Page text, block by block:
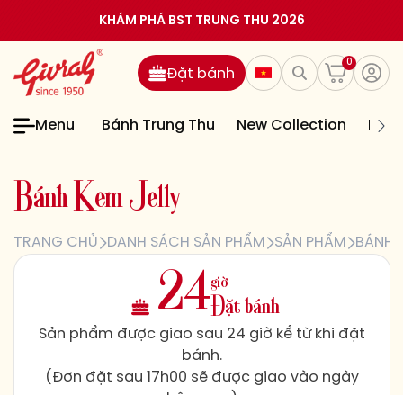
KHÁM PHÁ BST TRUNG THU 2026
0
Đặt bánh
Menu Bánh Trung Thu New Collection
Bánh Kem Jelly
TRANG CHỦ DANH SÁCH SẢN PHẨM SẢN PHẨM BÁNH
24giờ
Đặt bánh
Sản phẩm được giao sau 24 giờ kể từ khi đặt
bánh.
(Đơn đặt sau 17h00 sẽ được giao vào ngày